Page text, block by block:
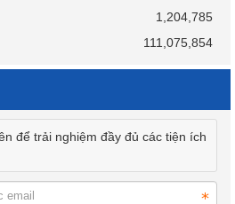
1,204,785
111,075,854
để trải nghiệm đầy đủ các tiện ích